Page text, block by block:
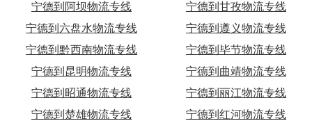
宁德到阿坝物流专线
宁德到甘孜物流专线
宁德到六盘水物流专线
宁德到遵义物流专线
宁德到黔西南物流专线
宁德到毕节物流专线
宁德到昆明物流专线
宁德到曲靖物流专线
宁德到昭通物流专线
宁德到丽江物流专线
宁德到楚雄物流专线
宁德到红河物流专线